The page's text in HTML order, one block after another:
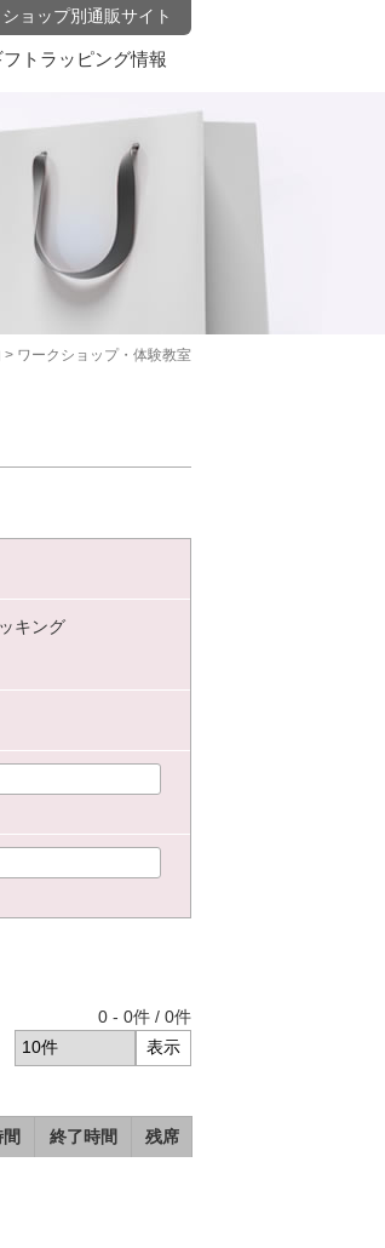
ショップ別通販サイト
フトラッピング情報
> ワークショップ・体験教室
キング
0 - 0件 / 0件
終了時間 残席